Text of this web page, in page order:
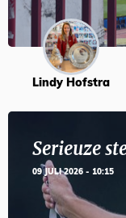
Lindy Hofstra
Serieuze
09 JULI 2026 - 10:15